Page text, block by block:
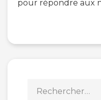
pour répondre aux